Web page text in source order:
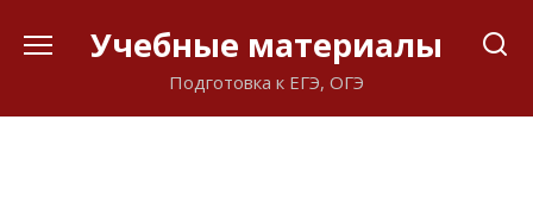
Учебные материалы
Подготовка к ЕГЭ, ОГЭ